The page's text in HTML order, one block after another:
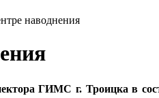
наводнения
ГИМС г. Троицка в